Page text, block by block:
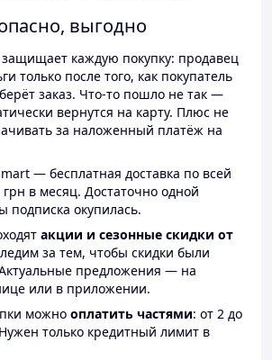
выгодно
защищает каждую покупку: продавец
только после того, как покупатель
заказ. Что-то пошло не так —
вернутся на карту. Плюс не
за наложенный платёж на
— бесплатная доставка по всей
в месяц. Достаточно одной
подписка окупилась.
акции и сезонные скидки от
за тем, чтобы скидки были
предложения — на
или в приложении.
можно оплатить частями: от 2 до
только кредитный лимит в